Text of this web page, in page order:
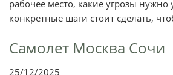
рабочее место, какие угрозы нужно
конкретные шаги стоит сделать,
Самолет Москва Сочи
25/12/2025